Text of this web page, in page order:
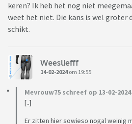
keren? Ik heb het nog niet
weet het niet. Die kans is wel groter
schikt.
Weesliefff
14-02-2024om 19:55
Mevrouw75 schreef op 13-02-2024
[..]
Er zitten hier sowieso nogal weinig